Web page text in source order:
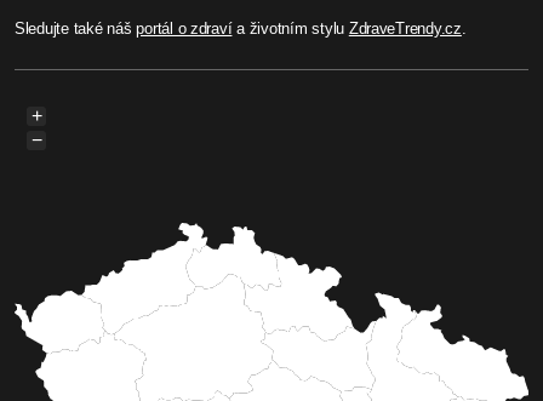
Sledujte také nášportál o zdravía životním stylu ZdraveTrendy.cz.
+
−